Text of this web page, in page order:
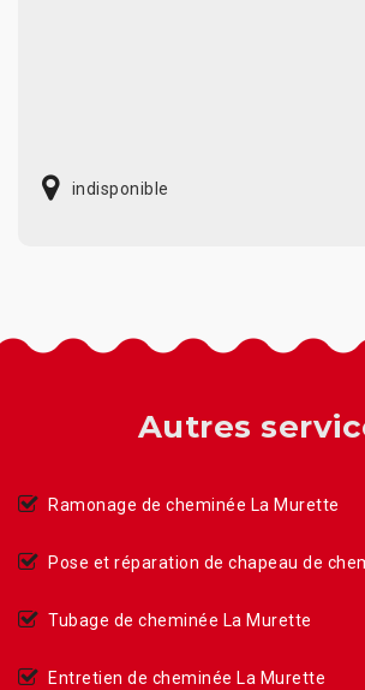
indisponible
Autres
Ramonage de cheminée La Murette
Pose et réparation de chapeau de
Tubage de cheminée La Murette
Entretien de cheminée La Murette